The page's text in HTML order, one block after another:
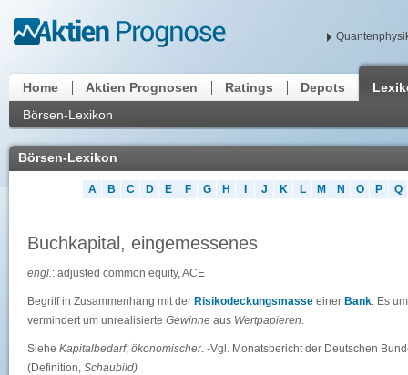
Home Aktien Prognosen Ratings Depots
Börsen-Lexikon
Börsen-Lexikon
A B C D E F G H J K L M N O P Q
Buchkapital, eingemessenes
engl.: adjusted common equity, ACE
Begriff in Zusammenhang mit der Risikodeckungsmasse einer Bank. Es
vermindert um unrealisierte Gewinne aus Wertpapieren.
Siehe Kapitalbedarf, ökonomischer. -Vgl. Monatsbericht der Deutschen
(Definition, Schaubild)